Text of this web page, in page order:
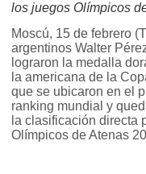
los juegos Olímpicos
Moscú, 15 de febrero
argentinos Walter
lograron la medalla
la americana de la
que se ubicaron en el
ranking mundial y
la clasificación directa
Olímpicos de Atenas